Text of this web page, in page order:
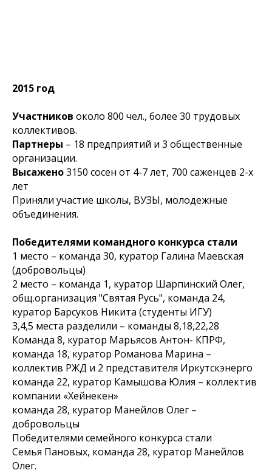
2015 год
Участников около 800 чел., более 30 трудовых
коллективов.
Партнеры – 18 предприятий и 3 общественные
организации.
Высажено3150 сосен от 4-7 лет, 700 саженцев 2-х
лет
Приняли участие школы, ВУЗЫ, молодежные
объединения.
Победителями командного конкурса стали
1 место – команда 30, куратор Галина Маевская
(добровольцы)
2 место – команда 1, куратор Шарпинский Олег,
общ.организация "Святая Русь", команда 24,
куратор Барсуков Никита (студенты ИГУ)
3,4,5 места разделили – команды 8,18,22,28
Команда 8, куратор Марьясов Антон- КПРФ,
команда 18, куратор Романова Марина –
коллектив РЖД и 2 представителя Иркутскэнерго
команда 22, куратор Камышова Юлия – коллектив
компании «Хейнекен»
команда 28, куратор Манейлов Олег –
добровольцы
Победителями семейного конкурса стали
Семья Пановых, команда 28, куратор Манейлов
Олег.